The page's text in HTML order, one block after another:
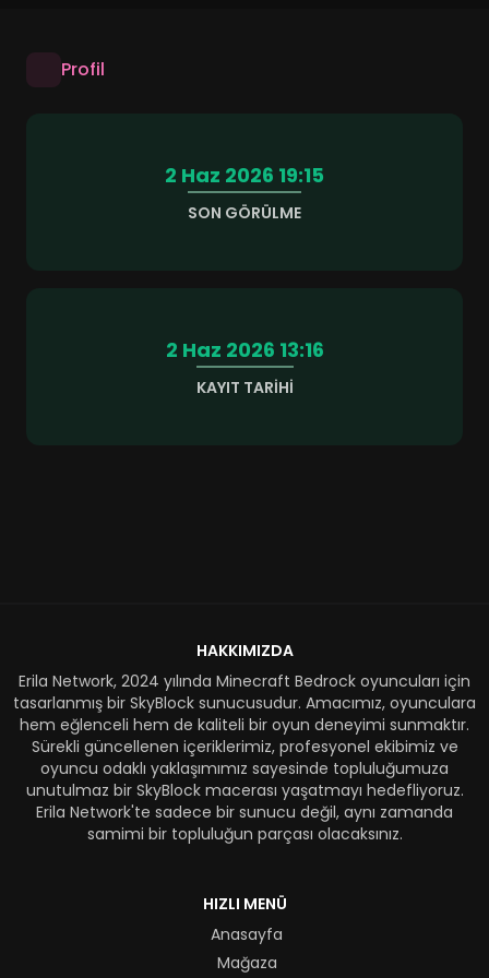
Profil
2 Haz 2026 19:15
SON GÖRÜLME
2 Haz 2026 13:16
KAYIT TARIHI
HAKKIMIZDA
Erila Network, 2024 yılında Minecraft Bedrock oyuncuları için
tasarlanmış bir SkyBlock sunucusudur. Amacımız, oyunculara
hem eğlenceli hem de kaliteli bir oyun deneyimi sunmaktır.
Sürekli güncellenen içeriklerimiz, profesyonel ekibimiz ve
oyuncu odaklı yaklaşımımız sayesinde topluluğumuza
unutulmaz bir SkyBlock macerası yaşatmayı hedefliyoruz.
Erila Network'te sadece bir sunucu değil, aynı zamanda
samimi bir topluluğun parçası olacaksınız.
HIZLI MENÜ
Anasayfa
Mağaza